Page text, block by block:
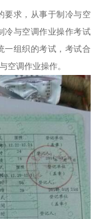
要求，从事于制冷与空
冷与空调作业操作考试
一组织的考试，考试合
空调作业操作。